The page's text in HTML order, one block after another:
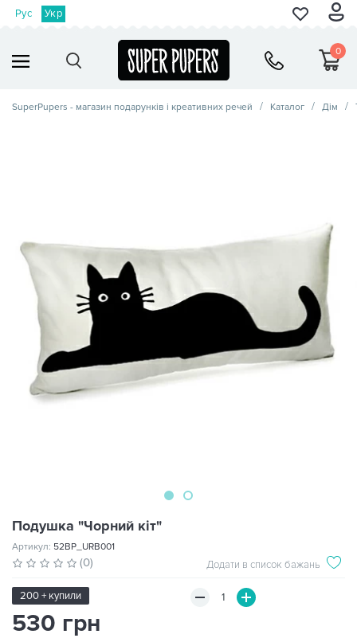
Рус Укр
0
SuperPupers - магазин подарунків і креативних речей Каталог Дім
Подушка "Чорний кіт"
Артикул: 52BP_URB001
(0) Додати в список бажань
200 + купили
530 грн